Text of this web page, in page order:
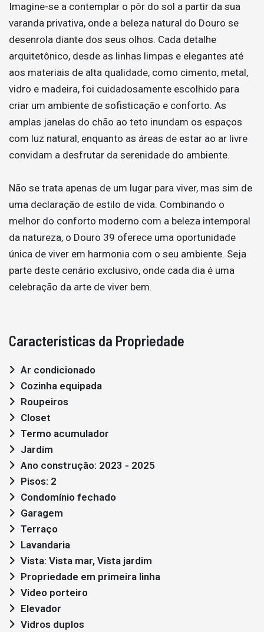
Imagine-se a contemplar o pôr do sol a partir da sua
varanda privativa, onde a beleza natural do Douro se
desenrola diante dos seus olhos. Cada detalhe
arquitetônico, desde as linhas limpas e elegantes até
aos materiais de alta qualidade, como cimento, metal,
vidro e madeira, foi cuidadosamente escolhido para
criar um ambiente de sofisticação e conforto. As
amplas janelas do chão ao teto inundam os espaços
com luz natural, enquanto as áreas de estar ao ar livre
convidam a desfrutar da serenidade do ambiente.
Não se trata apenas de um lugar para viver, mas sim de
uma declaração de estilo de vida. Combinando o
melhor do conforto moderno com a beleza intemporal
da natureza, o Douro 39 oferece uma oportunidade
única de viver em harmonia com o seu ambiente. Seja
parte deste cenário exclusivo, onde cada dia é uma
celebração da arte de viver bem.
Características da Propriedade
Ar condicionado
Cozinha equipada
Roupeiros
Closet
Termo acumulador
Jardim
Ano construção: 2023 - 2025
Pisos: 2
Condomínio fechado
Garagem
Terraço
Lavandaria
Vista: Vista mar, Vista jardim
Propriedade em primeira linha
Video porteiro
Elevador
Vidros duplos